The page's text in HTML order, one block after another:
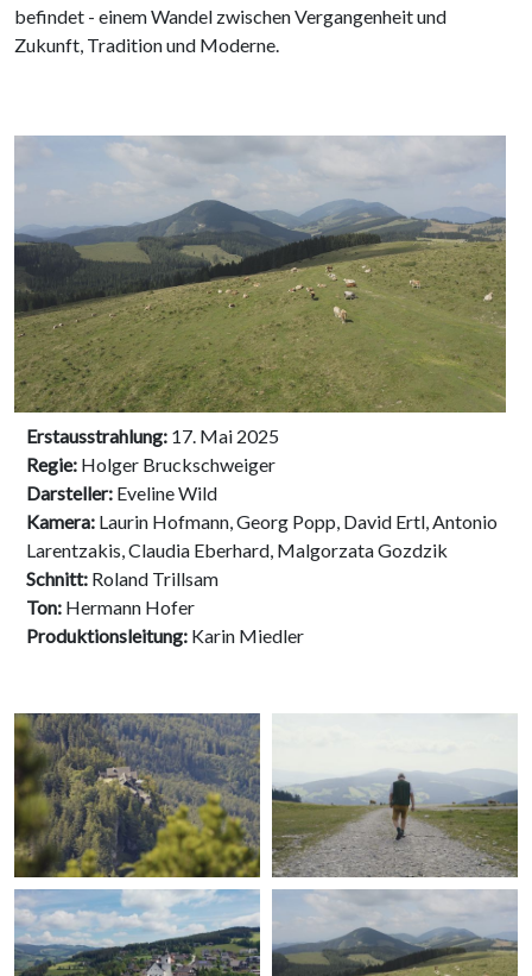
befindet - einem Wandel zwischen Vergangenheit und
Zukunft, Tradition und Moderne.
Erstausstrahlung: 17. Mai 2025
Regie: Holger Bruckschweiger
Darsteller: Eveline Wild
Kamera: Laurin Hofmann, Georg Popp, David Ertl, Antonio
Larentzakis, Claudia Eberhard, Malgorzata Gozdzik
Schnitt: Roland Trillsam
Ton: Hermann Hofer
Produktionsleitung: Karin Miedler